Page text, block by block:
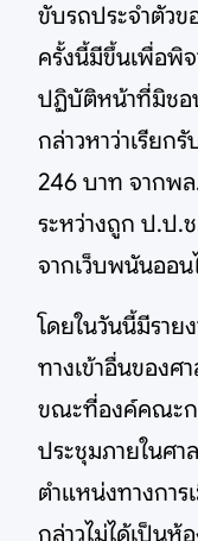
ขับรถประจำตัวข
ครั้งนี้มีขึ้นเพื่อพิ
ปฏิบัติหน้าที่มิชอ
กล่าวหาว่าเรียก
246 บาท จากพ
ระหว่างถูก ป.ป.
จากเว็บพนันออน
โดยในวันนี้มีราย
ทางเข้าอื่นของศ
ขณะที่องค์คณะก
ประชุมภายในศ
ตำแหน่งทางการ
กล่าวไม่ได้เป็น